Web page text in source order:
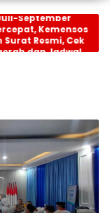
BPNT
September
Kemensos
Resmi, Cek
dan Jadwal